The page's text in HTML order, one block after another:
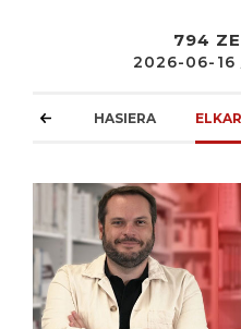
794
2026-06-16
HASIERA